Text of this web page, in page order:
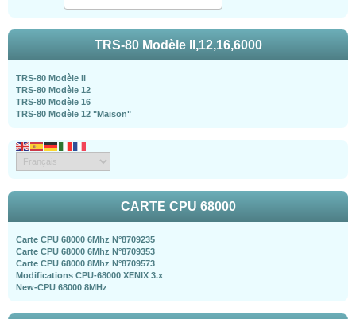
TRS-80 Modèle II,12,16,6000
TRS-80 Modèle II
TRS-80 Modèle 12
TRS-80 Modèle 16
TRS-80 Modèle 12 "Maison"
CARTE CPU 68000
Carte CPU 68000 6Mhz N°8709235
Carte CPU 68000 6Mhz N°8709353
Carte CPU 68000 8Mhz N°8709573
Modifications CPU-68000 XENIX 3.x
New-CPU 68000 8MHz